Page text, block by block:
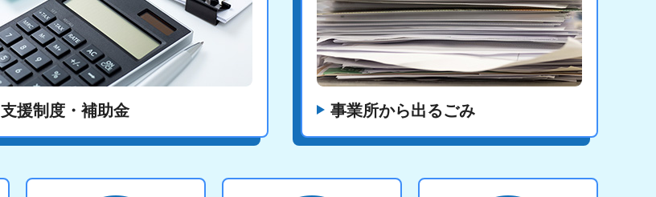
支援制度・補助金 事業所から出るごみ